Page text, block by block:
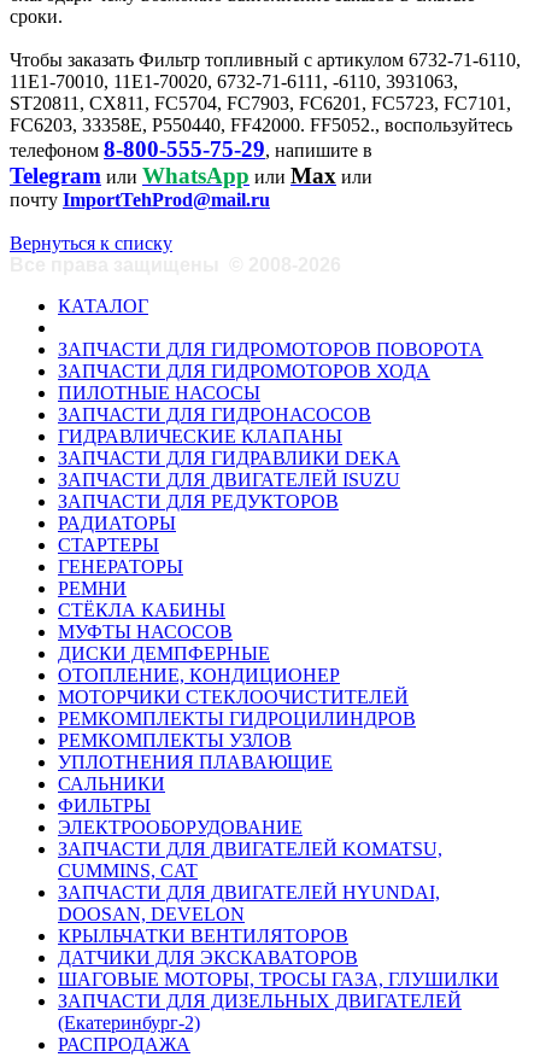
сроки.
Чтобы заказать Фильтр топливный с артикулом 6732-71-6110,
11E1-70010, 11E1-70020, 6732-71-6111, -6110, 3931063,
ST20811, CX811, FC5704, FC7903, FC6201, FC5723, FC7101,
FC6203, 33358E, P550440, FF42000. FF5052., воспользуйтесь
телефоном 8-800-555-75-29, напишите в
Telegram или WhatsApp или Max или
почту ImportTehProd@mail.ru
Вернуться к списку
КАТАЛОГ
ЗАПЧАСТИ ДЛЯ ГИДРОМОТОРОВ ПОВОРОТА
ЗАПЧАСТИ ДЛЯ ГИДРОМОТОРОВ ХОДА
ПИЛОТНЫЕ НАСОСЫ
ЗАПЧАСТИ ДЛЯ ГИДРОНАСОСОВ
ГИДРАВЛИЧЕСКИЕ КЛАПАНЫ
ЗАПЧАСТИ ДЛЯ ГИДРАВЛИКИ DEKA
ЗАПЧАСТИ ДЛЯ ДВИГАТЕЛЕЙ ISUZU
ЗАПЧАСТИ ДЛЯ РЕДУКТОРОВ
РАДИАТОРЫ
СТАРТЕРЫ
ГЕНЕРАТОРЫ
РЕМНИ
СТЁКЛА КАБИНЫ
МУФТЫ НАСОСОВ
ДИСКИ ДЕМПФЕРНЫЕ
ОТОПЛЕНИЕ, КОНДИЦИОНЕР
МОТОРЧИКИ СТЕКЛООЧИСТИТЕЛЕЙ
РЕМКОМПЛЕКТЫ ГИДРОЦИЛИНДРОВ
РЕМКОМПЛЕКТЫ УЗЛОВ
УПЛОТНЕНИЯ ПЛАВАЮЩИЕ
САЛЬНИКИ
ФИЛЬТРЫ
ЭЛЕКТРООБОРУДОВАНИЕ
ЗАПЧАСТИ ДЛЯ ДВИГАТЕЛЕЙ KOMATSU,
CUMMINS, CAT
ЗАПЧАСТИ ДЛЯ ДВИГАТЕЛЕЙ HYUNDAI,
DOOSAN, DEVELON
КРЫЛЬЧАТКИ ВЕНТИЛЯТОРОВ
ДАТЧИКИ ДЛЯ ЭКСКАВАТОРОВ
ШАГОВЫЕ МОТОРЫ, ТРОСЫ ГАЗА, ГЛУШИЛКИ
ЗАПЧАСТИ ДЛЯ ДИЗЕЛЬНЫХ ДВИГАТЕЛЕЙ
(Екатеринбург-2)
РАСПРОДАЖА